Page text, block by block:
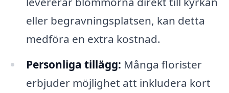
eller begravningsplatsen, kan detta
medföra en extra kostnad.
Personliga tillägg: Många florister
erbjuder möjlighet att inkludera kort